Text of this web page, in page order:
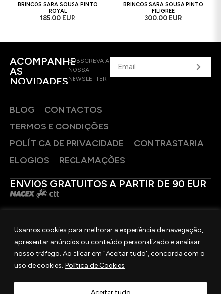
Usamos cookies para melhorar a experiência de navegação,
apresentar anúncios ou conteúdo personalizado e analisar
nosso tráfego. Ao clicar em "Aceitar tudo", concorda com o
uso de cookies. Política de Cookies
Aceitar tudo
BRINCOS SARA SOUSA PINTO
ROYAL
185.00 EUR
BRINCOS SARA SOUSA PINTO
FILIGREE
300.00 EUR
ACOMPANHE
AS
NOVIDADES
SUBSCREVA A
NOSSA
NEWSLETTER
BLOG
CONTACTOS
TERMOS E CONDIÇÕES
POLÍTICA DE PRIVACIDADE
CONTRASTARIA
ELOGIOS
RECLAMAÇÕES
ENVIOS GRATUITOS A PARTIR DE 90 EUR
SIGA-NOS
2025 © OURIVESARIA FRADIZELA